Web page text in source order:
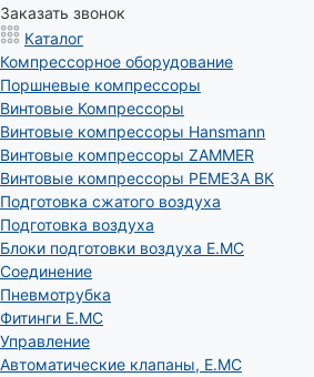
Заказать звонок
Каталог
Компрессорное оборудование
Поршневые компрессоры
Винтовые Компрессоры
Винтовые компрессоры Hansmann
Винтовые компрессоры ZAMMER
Винтовые компрессоры РЕМЕЗА ВК
Подготовка сжатого воздуха
Подготовка воздуха
Блоки подготовки воздуха E.MC
Соединение
Пневмотрубка
Фитинги E.MC
Управление
Автоматические клапаны, Е.МС